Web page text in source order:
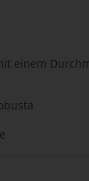
einem